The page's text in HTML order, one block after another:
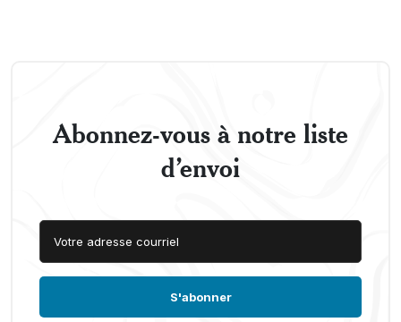
Abonnez-vous à notre liste
d’envoi